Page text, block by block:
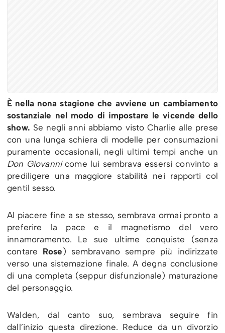
È nella nona stagione che avviene un cambiamento
sostanziale nel modo di impostare le vicende dello
show. Se negli anni abbiamo visto Charlie alle prese
con una lunga schiera di modelle per consumazioni
puramente occasionali, negli ultimi tempi anche un
Don Giovannicome lui sembrava essersi convinto a
prediligere una maggiore stabilità nei rapporti col
gentil sesso.
Al piacere fine a se stesso, sembrava ormai pronto a
preferire la pace e il magnetismo del vero
innamoramento. Le sue ultime conquiste (senza
contare Rose) sembravano sempre più indirizzate
verso una sistemazione finale. A degna conclusione
di una completa (seppur disfunzionale) maturazione
del personaggio.
Walden, dal canto suo, sembrava seguire fin
dall’inizio questa direzione. Reduce da un divorzio